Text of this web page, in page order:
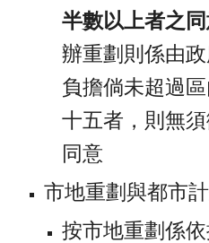
半數以上者之
辦重劃則係由
負擔倘未超過
十五者，則無
同意
市地重劃與都市
按市地重劃係